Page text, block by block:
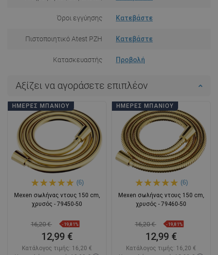
Όροι εγγύησης Κατεβάστε
Πιστοποιητικό Atest PZH Κατεβάστε
Κατασκευαστής Προβολή
Αξίζει να αγοράσετε επιπλέον
ΗΜΈΡΕΣ ΜΠΆΝΙΟΥ
(6)
Mexen σωλήνας ντους 150 cm,
χρυσός - 79450-50
16,20 € -19,81%
12,99 €
Κατάλογος τιμής: 16,20 €
ΗΜΈΡΕΣ ΜΠΆΝΙΟΥ
(6)
Mexen σωλήνας ντους 150 cm,
χρυσός - 79460-50
16,20 € -19,81%
12,99 €
Κατάλογος τιμής: 16,20 €